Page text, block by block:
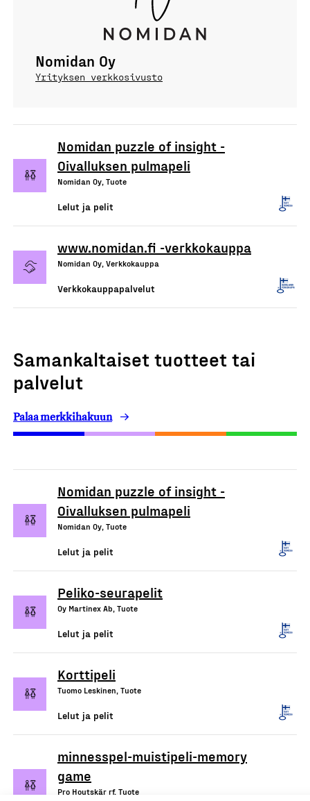
Nomidan Oy
Yrityksen verkkosivusto
Nomidan puzzle of insight -
Oivalluksen pulmapeli
Nomidan Oy, Tuote
Lelut ja pelit
www.nomidan.fi -verkkokauppa
Nomidan Oy, Verkkokauppa
Verkkokauppapalvelut
Samankaltaiset tuotteet tai
palvelut
Palaa merkkihakuun
Nomidan puzzle of insight -
Oivalluksen pulmapeli
Nomidan Oy, Tuote
Lelut ja pelit
Peliko-seurapelit
Oy Martinex Ab, Tuote
Lelut ja pelit
Korttipeli
Tuomo Leskinen, Tuote
Lelut ja pelit
minnesspel-muistipeli-memory
game
Pro Houtskär rf, Tuote